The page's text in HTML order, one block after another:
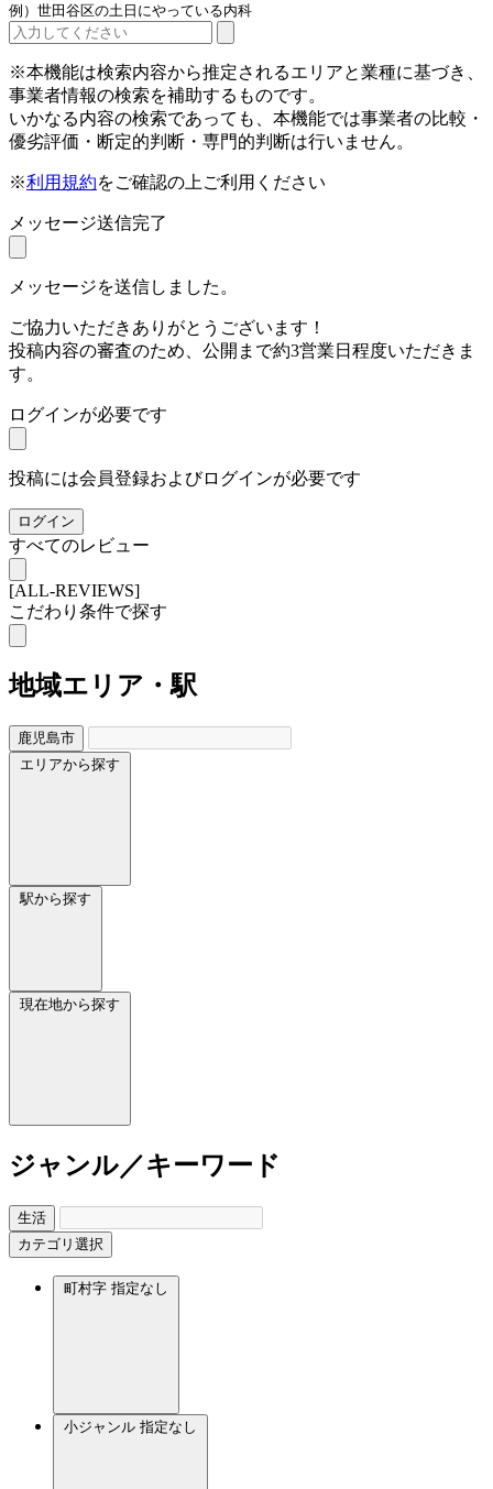
例）世田谷区の土日にやっている内科
※本機能は検索内容から推定されるエリアと業種に基づき、
事業者情報の検索を補助するものです。
いかなる内容の検索であっても、本機能では事業者の比較・
優劣評価・断定的判断・専門的判断は行いません。
※利用規約をご確認の上ご利用ください
メッセージ送信完了
メッセージを送信しました。
ご協力いただきありがとうございます！
投稿内容の審査のため、公開まで約3営業日程度いただきま
す。
ログインが必要です
投稿には会員登録およびログインが必要です
ログイン
すべてのレビュー
[ALL-REVIEWS]
こだわり条件で探す
地域エリア・駅
鹿児島市
エリアから探す
駅から探す
現在地から探す
ジャンル／キーワード
生活
カテゴリ選択
町村字 指定なし
小ジャンル 指定なし